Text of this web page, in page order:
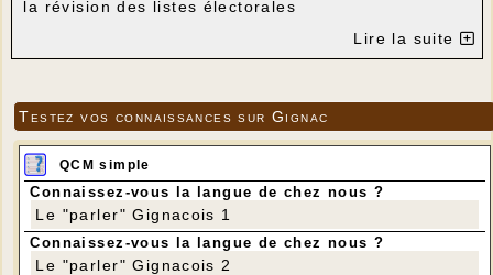
la révision des listes électorales
Lire la suite
Testez vos connaissances sur Gignac
QCM simple
Connaissez-vous la langue de chez nous ?
Le "parler" Gignacois 1
Connaissez-vous la langue de chez nous ?
Le "parler" Gignacois 2